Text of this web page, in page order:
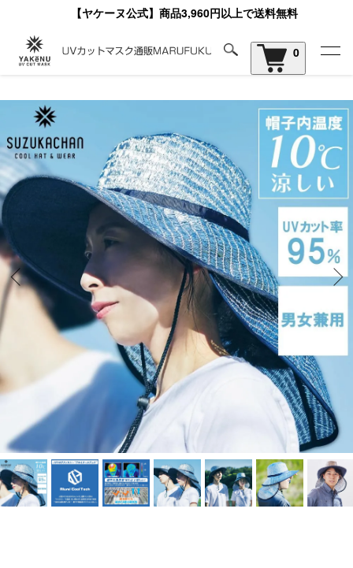
【ヤケーヌ公式】商品3,960円以上で送料無料
0
ホーム